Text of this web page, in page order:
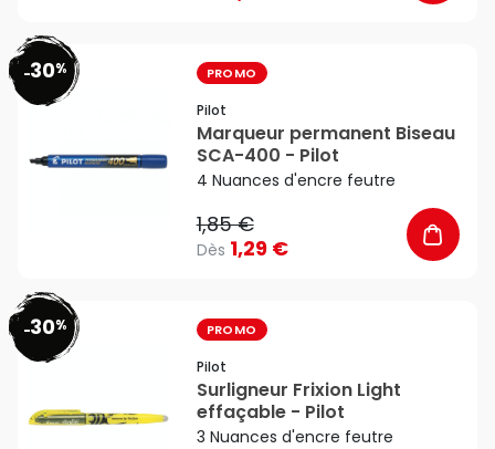
-30% PROMO
Pilot
Marqueur permanent Biseau
SCA-400 - Pilot
4 Nuances d'encre feutre
1,85 €
Dès 1,29 €
-30% PROMO
Pilot
Surligneur Frixion Light
effaçable - Pilot
3 Nuances d'encre feutre